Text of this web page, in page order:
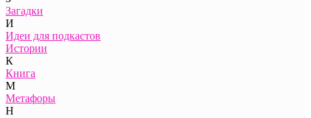
Загадки
И
Идеи для подкастов
Истории
К
Книга
М
Метафоры
Н